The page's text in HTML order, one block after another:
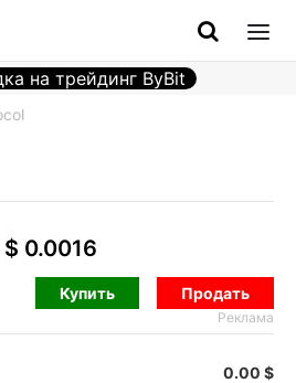
на трейдинг ByBit
$ 0.0016
Купить Продать
Реклама
0.00 $